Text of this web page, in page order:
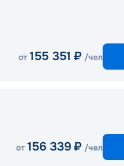
от 155 351 ₽ /чел
от 156 339 ₽ /чел